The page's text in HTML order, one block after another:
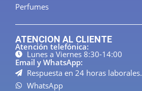
Perfumes
ATENCION AL CLIENTE
Atención telefónica:
Lunes a Viernes 8:30-14:00
Email y WhatsApp:
Respuesta en 24 horas laborales.
WhatsApp